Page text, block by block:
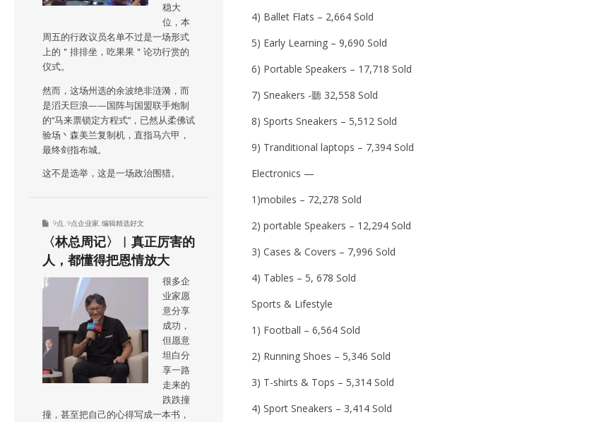
4) Ballet Flats – 2,664 Sold
5) Early Learning – 9,690 Sold
6) Portable Speakers – 17,718 Sold
7) Sneakers -聽 32,558 Sold
8) Sports Sneakers – 5,512 Sold
9) Tranditional laptops – 7,394 Sold
Electronics —
1)mobiles – 72,278 Sold
2) portable Speakers – 12,294 Sold
3) Cases & Covers – 7,996 Sold
4) Tables – 5, 678 Sold
Sports & Lifestyle
1) Football – 6,564 Sold
2) Running Shoes – 5,346 Sold
3) T-shirts & Tops – 5,314 Sold
4) Sport Sneakers – 3,414 Sold
稳大
位，本
周五的行政议员名单不过是一场形式
上的＂排排坐，吃果果＂论功行赏的
仪式。
然而，这场州选的余波绝非涟漪，而
是滔天巨浪——国阵与国盟联手炮制
的“马来票锁定方程式”，已然从柔佛试
验场丶森美兰复制机，直指马六甲，
最终剑指布城。
这不是选举，这是一场政治围猎。
9点 9点企业家 编辑精选好文
〈林总周记〉︱真正厉害的
人，都懂得把恩情放大
很多企
业家愿
意分享
成功，
但愿意
坦白分
享一路
走来的
跌跌撞
撞，甚至把自己的心得写成一本书，